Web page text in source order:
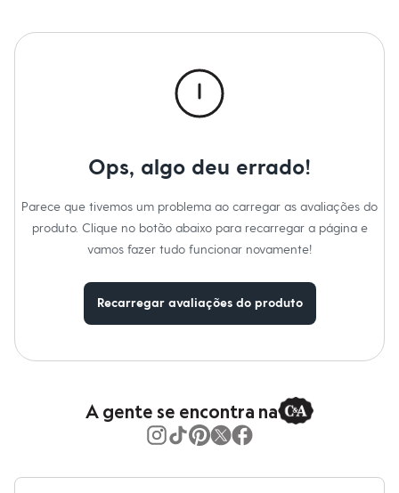
Blusas e Camisetas
Calças
Inverno
Novidades
Roupas
Camisetas e Regatas
Casacos e Jaquetas
Polos
Acessórios
Botas
Ops, algo deu errado!
Parece que tivemos um problema ao carregar as avaliações do
produto. Clique no botão abaixo para recarregar a página e
vamos fazer tudo funcionar novamente!
Recarregar avaliações do produto
A gente se encontra na